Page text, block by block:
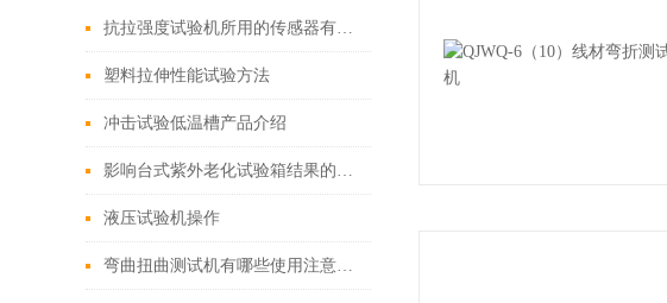
抗拉强度试验机所用的传感器有哪些？
塑料拉伸性能试验方法
冲击试验低温槽产品介绍
影响台式紫外老化试验箱结果的原因
液压试验机操作
弯曲扭曲测试机有哪些使用注意事项